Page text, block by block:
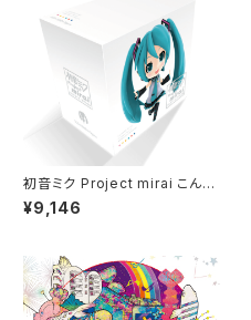
初音ミク Project mirai こんぷ
り〜と
¥9,146